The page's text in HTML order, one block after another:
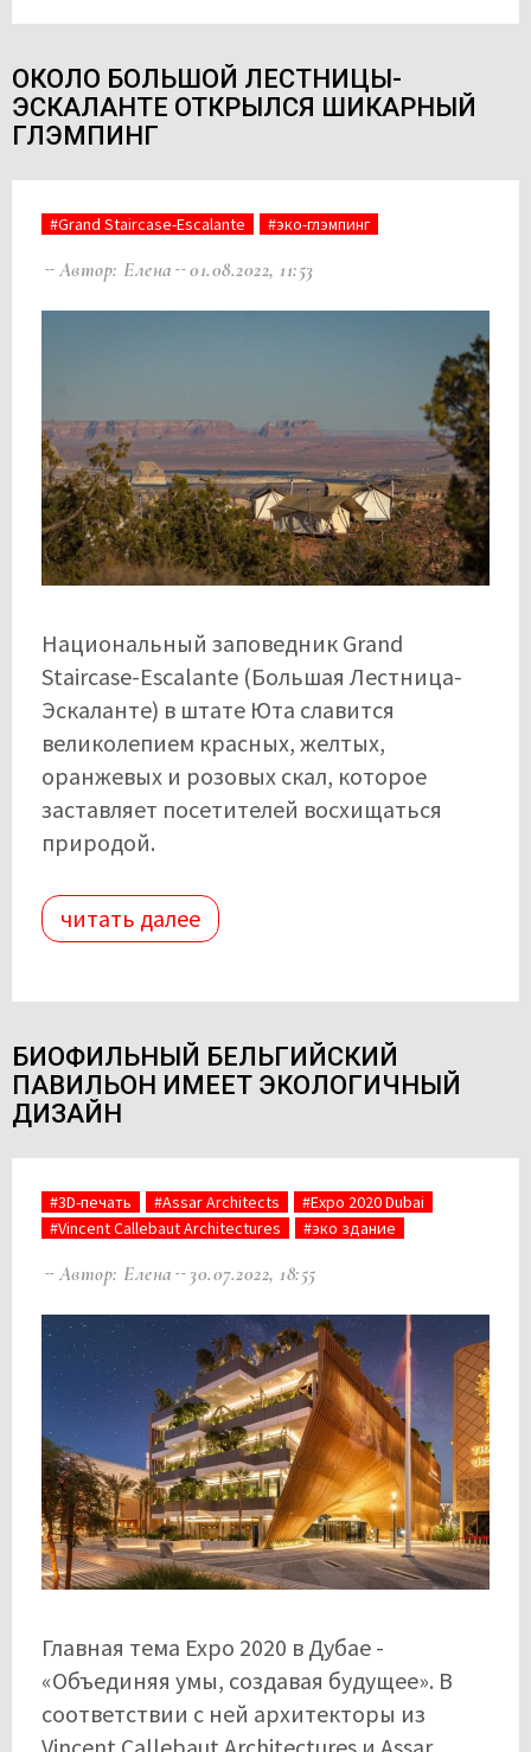
ОКОЛО БОЛЬШОЙ ЛЕСТНИЦЫ-
ЭСКАЛАНТЕ ОТКРЫЛСЯ ШИКАРНЫЙ
ГЛЭМПИНГ
#Grand Staircase-Escalante #эко-глэмпинг
Автор: Елена 01.08.2022, 11:53
Национальный заповедник Grand
Staircase-Escalante (Большая Лестница-
Эскаланте) в штате Юта славится
великолепием красных, желтых,
оранжевых и розовых скал, которое
заставляет посетителей восхищаться
природой.
читать далее
БИОФИЛЬНЫЙ БЕЛЬГИЙСКИЙ
ПАВИЛЬОН ИМЕЕТ ЭКОЛОГИЧНЫЙ
ДИЗАЙН
#3D-печать #Assar Architects
#Expo 2020 Dubai
#Vincent Callebaut Architectures
#эко здание
Автор: Елена 30.07.2022, 18:55
Главная тема Expo 2020 в Дубае -
«Объединяя умы, создавая будущее». В
соответствии с ней архитекторы из